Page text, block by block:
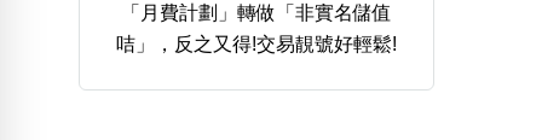
全大數字
5萬以上 生天延 全吉星(全號)
「月費計劃」轉做「非實名儲值
咭」，反之又得!交易靚號好輕鬆!